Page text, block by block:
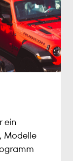
ein
Modelle